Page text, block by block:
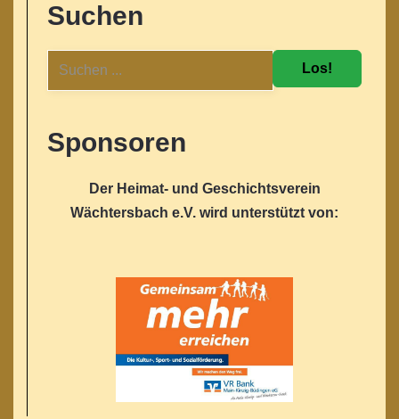
Suchen
Los!
Sponsoren
Der Heimat- und Geschichtsverein
Wächtersbach e.V. wird unterstützt von: